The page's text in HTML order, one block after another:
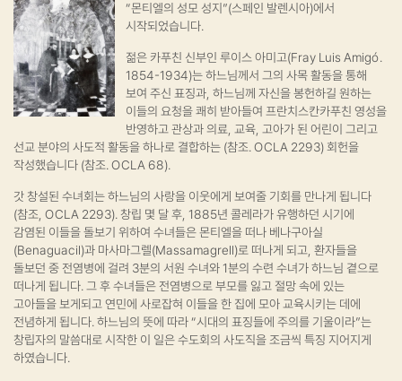
“몬티엘의 성모 성지”(스페인 발렌시아)에서
시작되었습니다.
젊은 카푸친 신부인 루이스 아미고(Fray Luis Amigó.
1854-1934)는 하느님께서 그의 사목 활동을 통해
보여 주신 표징과, 하느님께 자신을 봉헌하길 원하는
이들의 요청을 쾌히 받아들여 프란치스칸­카푸친 영성을
반영하고 관상과 의료, 교육, 고아가 된 어린이 그리고
선교 분야의 사도적 활동을 하나로 결합하는 (참조. OCLA 2293) 회헌을
작성했습니다 (참조. OCLA 68).
갓 창설된 수녀회는 하느님의 사랑을 이웃에게 보여줄 기회를 만나게 됩니다
(참조, OCLA 2293). 창립 몇 달 후, 1885년 콜레라가 유행하던 시기에
감염된 이들을 돌보기 위하여 수녀들은 몬티엘을 떠나 베나구아실
(Benaguacil)과 마사마그렐(Massamagrell)로 떠나게 되고, 환자들을
돌보던 중 전염병에 걸려 3분의 서원 수녀와 1분의 수련 수녀가 하느님 곁으로
떠나게 됩니다. 그 후 수녀들은 전염병으로 부모를 잃고 절망 속에 있는
고아들을 보게되고 연민에 사로잡혀 이들을 한 집에 모아 교육시키는 데에
전념하게 됩니다. 하느님의 뜻에 따라 “시대의 표징들에 주의를 기울이라”는
창립자의 말씀대로 시작한 이 일은 수도회의 사도직을 조금씩 특징 지어지게
하였습니다.